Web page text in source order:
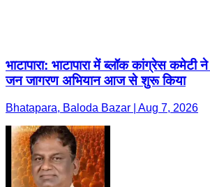
भाटापारा: भाटापारा में ब्लॉक कांग्रेस कमेटी
जन जागरण अभियान आज से शुरू किया
Bhatapara, Baloda Bazar | Aug 7, 2026